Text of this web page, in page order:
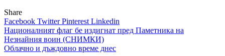
Share
Facebook TwitterPinterest Linkedin
Навигация
Националният флаг бе издигнат пред Паметника на
Незнайния воин (СНИМКИ)
Облачно и дъждовно време днес